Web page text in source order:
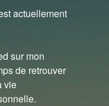
actuellement
sur mon
de retrouver
vie